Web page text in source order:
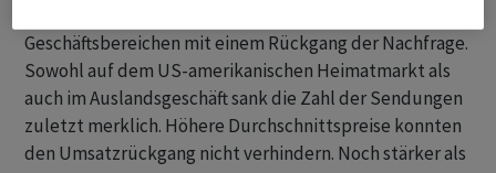
Geschäftsbereichen mit einem Rückgang der Nachfrage.
Sowohl auf dem US-amerikanischen Heimatmarkt als
auch im Auslandsgeschäft sank die Zahl der Sendungen
zuletzt merklich. Höhere Durchschnittspreise konnten
den Umsatzrückgang nicht verhindern. Noch stärker als